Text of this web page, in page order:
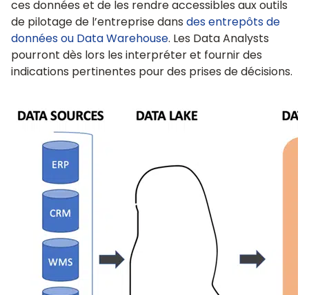
ces données et de les rendre accessibles aux outils
de pilotage de l’entreprise dans des entrepôts de
données ou Data Warehouse. Les Data Analysts
pourront dès lors les interpréter et fournir des
indications pertinentes pour des prises de décisions.